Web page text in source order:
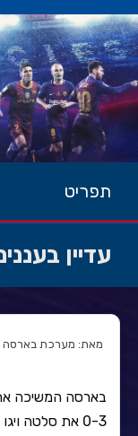
תפריט
עדיין
מאת: מערכת בארסה מאניה | 08/07/
בארסה המשיכה
0-3 את סלטה